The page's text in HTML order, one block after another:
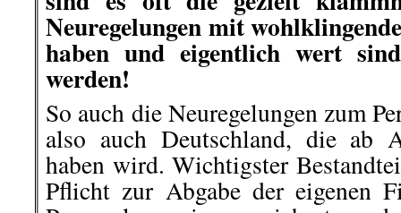
Neuregelungen mit
haben und eigentlich wert
werden!
So auch die Neuregelungen zum
also auch Deutschland, die ab
haben wird. Wichtigster
Pflicht zur Abgabe der eigenen